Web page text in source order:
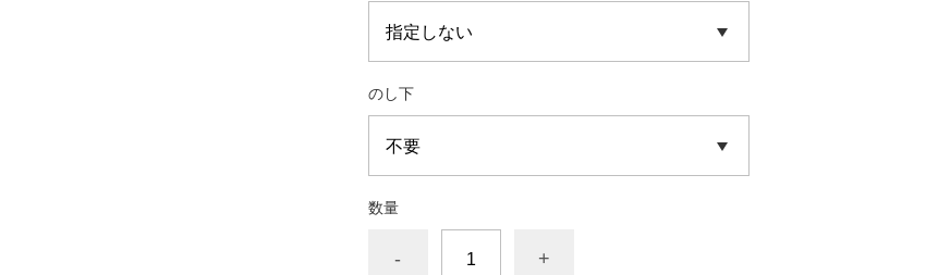
のし下
数量
- +